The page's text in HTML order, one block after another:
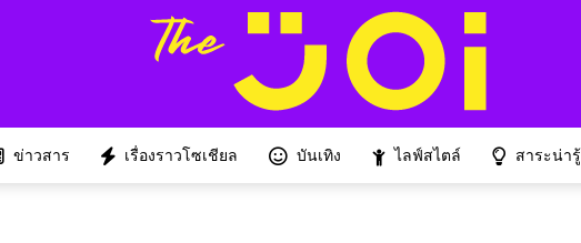
ข่าวสาร เรื่องราวโซเชียล บันเทิง ไลฟ์สไตล์ สาระน่ารู้